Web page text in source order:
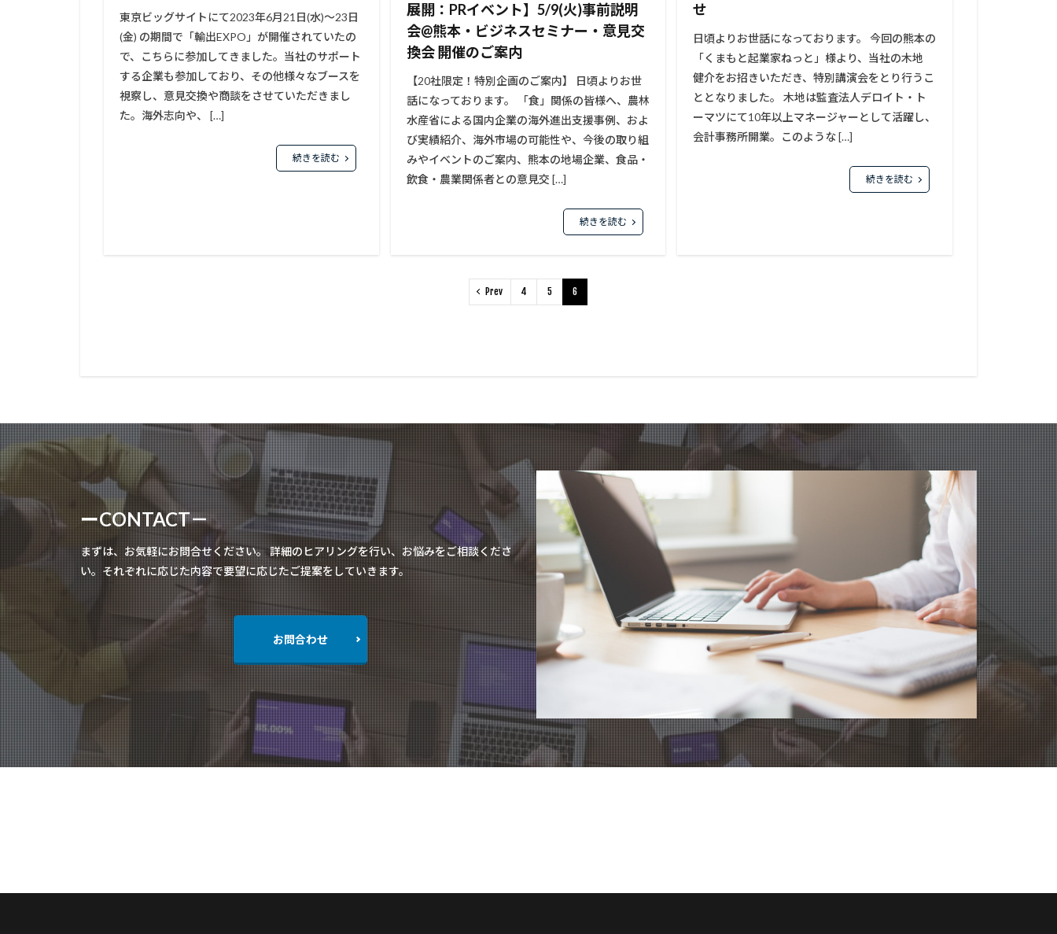
東京ビッグサイトにて2023年6月21日(水)～23日
(金) の期間で「輸出EXPO」が開催されていたの
で、こちらに参加してきました。当社のサポート
する企業も参加しており、その他様々なブースを
視察し、意見交換や商談をさせていただきまし
た。海外志向や、 […]
続きを読む
展開：PRイベント】5/9(火)事前説明
会@熊本・ビジネスセミナー・意見交
換会 開催のご案内
【20社限定！特別企画のご案内】 日頃よりお世
話になっております。 「食」関係の皆様へ、農林
水産省による国内企業の海外進出支援事例、およ
び実績紹介、海外市場の可能性や、今後の取り組
みやイベントのご案内、熊本の地場企業、食品・
飲食・農業関係者との意見交 […]
続きを読む
せ
日頃よりお世話になっております。 今回の熊本の
「くまもと起業家ねっと」様より、当社の木地
健介をお招きいただき、特別講演会をとり行うこ
ととなりました。 木地は監査法人デロイト・ト
ーマツにて10年以上マネージャーとして活躍し、
会計事務所開業。このような […]
続きを読む
Prev 4 5 6
ーCONTACT－
まずは、お気軽にお問合せください。 詳細のヒアリングを行い、お悩みをご相談くださ
い。それぞれに応じた内容で要望に応じたご提案をしていきます。
お問合わせ